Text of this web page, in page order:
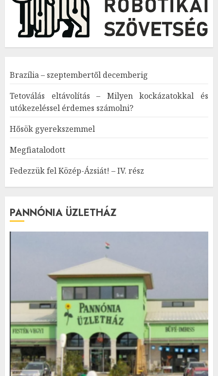
Brazília – szeptembertől decemberig
Tetoválás eltávolítás – Milyen kockázatokkal és
utókezeléssel érdemes számolni?
Hősök gyerekszemmel
Megfiatalodott
Fedezzük fel Közép-Ázsiát! – IV. rész
PANNÓNIA ÜZLETHÁZ